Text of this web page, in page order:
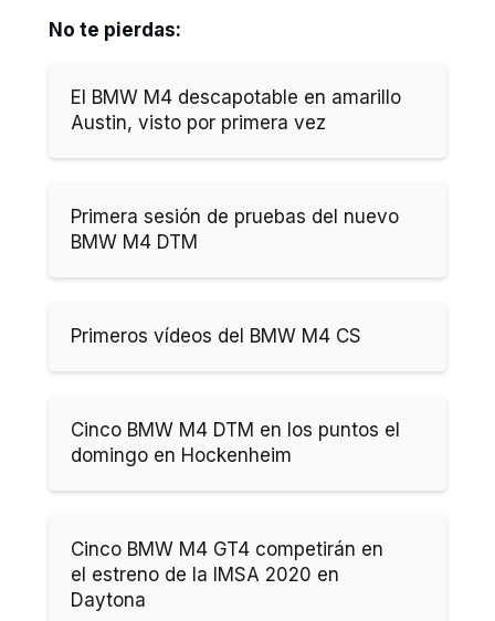
No te pierdas:
El BMW M4 descapotable en amarillo
Austin, visto por primera vez
Primera sesión de pruebas del nuevo
BMW M4 DTM
Primeros vídeos del BMW M4 CS
Cinco BMW M4 DTM en los puntos el
domingo en Hockenheim
Cinco BMW M4 GT4 competirán en
el estreno de la IMSA 2020 en
Daytona